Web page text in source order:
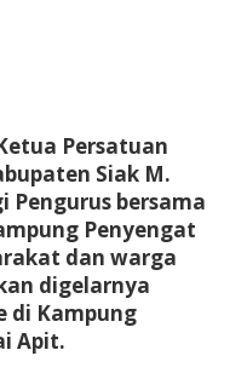
Persatuan
Siak M.
Pengurus bersama
Penyengat
dan warga
digelarnya
di Kampung
Apit.